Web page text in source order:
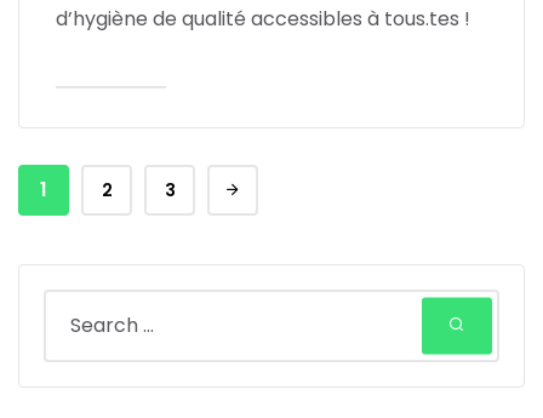
d’hygiène de qualité accessibles à tous.tes !
1 2 3